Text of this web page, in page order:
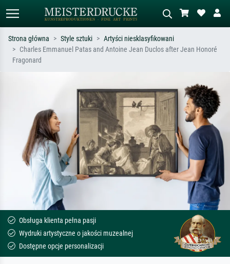
Wyszukiwanie standardowe
impresjonizm, fala Hokusaia, akt.
abstrakcja z czerwienią, ciemny olej,
stojący akt obok drzewa.
Strona główna Style sztuki
Artyści niesklasyfikowani
Charles Emmanuel Patas and Antoine Jean Duclos after Jean Honoré
Fragonard
Obsługa klienta pełna pasji
Wydruki artystyczne o jakości muzealnej
Dostępne opcje personalizacji